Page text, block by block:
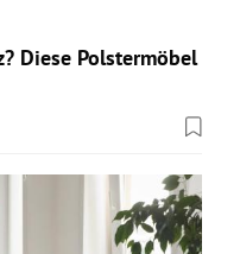
Diese Polstermöbel